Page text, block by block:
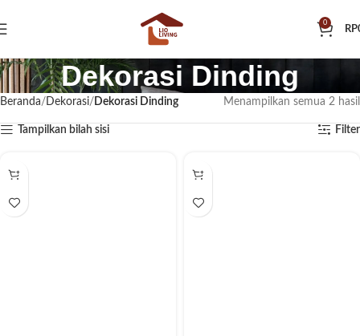
0
RP
Dekorasi Dinding
Beranda Dekorasi Dekorasi Dinding Menampilkan semua 2 hasil
Tampilkan bilah sisi Filter